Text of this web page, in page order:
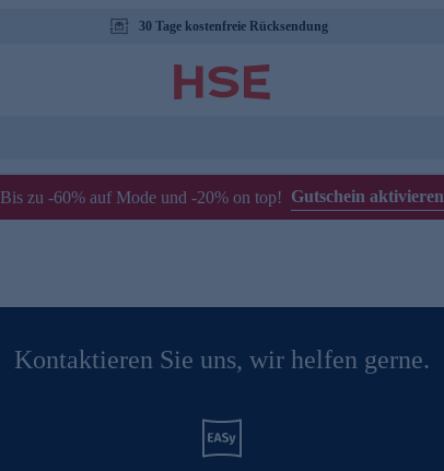
30 Tage kostenfreie Rücksendung
Bis zu -60% auf Mode und -20% on top! Gutschein aktivieren
Kontaktieren Sie uns, wir helfen gerne.